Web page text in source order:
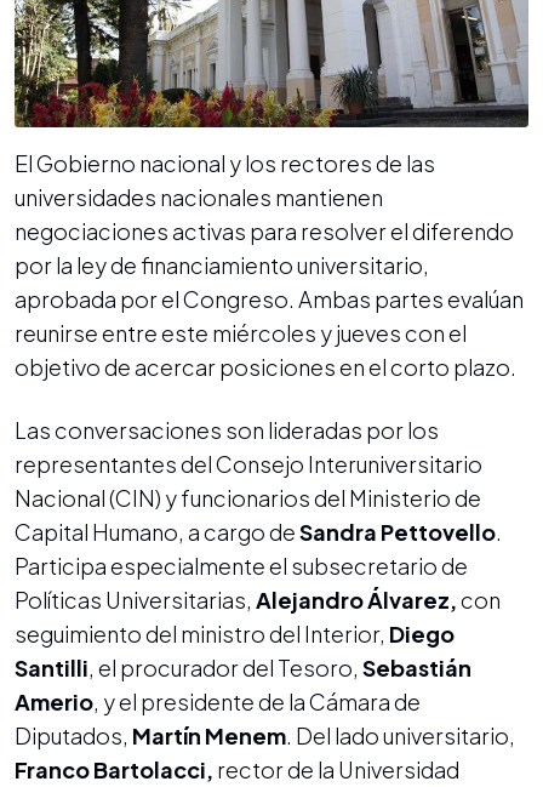
El Gobierno nacional y los rectores de las
universidades nacionales mantienen
negociaciones activas para resolver el diferendo
por la ley de financiamiento universitario,
aprobada por el Congreso. Ambas partes evalúan
reunirse entre este miércoles y jueves con el
objetivo de acercar posiciones en el corto plazo.
Las conversaciones son lideradas por los
representantes del Consejo Interuniversitario
Nacional (CIN) y funcionarios del Ministerio de
Capital Humano, a cargo deSandra Pettovello
Participa especialmente el subsecretario de
Políticas Universitarias, Alejandro Álvarez, con
seguimiento del ministro del Interior, Diego
Santilli , el procurador del Tesoro, Sebastián
Amerio , y el presidente de la Cámara de
Diputados, Martín Menem . Del lado universitario,
Franco Bartolacci, rector de la Universidad